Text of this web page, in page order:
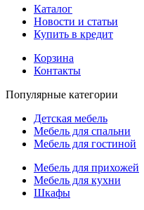
Каталог
Новости и статьи
Купить в кредит
Корзина
Контакты
Популярные категории
Детская мебель
Мебель для спальни
Мебель для гостиной
Мебель для прихожей
Мебель для кухни
Шкафы